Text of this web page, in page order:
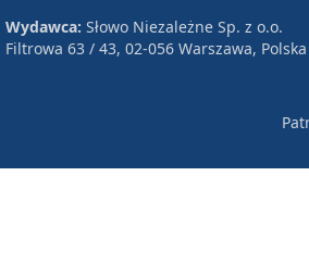
Wydawca: Słowo Niezależne Sp. z o.o.
Filtrowa 63 / 43, 02-056 Warszawa, Polska